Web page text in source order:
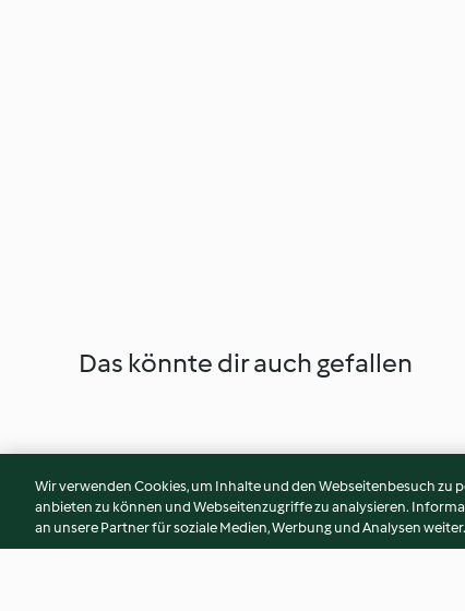
Das könnte dir auch gefallen
Wir verwenden Cookies, um Inhalte und den Webseitenbesuch zu
anbieten zu können und Webseitenzugriffe zu analysieren.
an unsere Partner für soziale Medien, Werbung und Analysen weiter.